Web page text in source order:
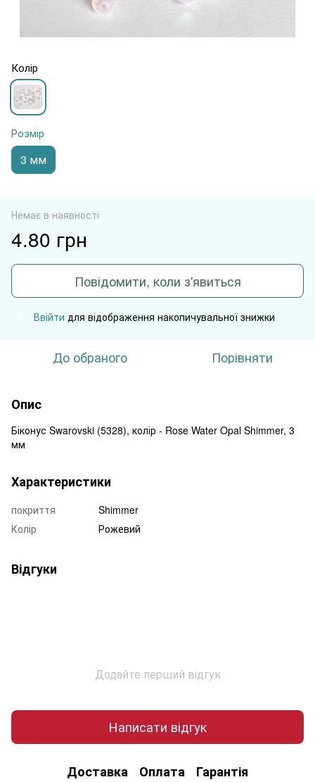
Колір
Розмір
3 мм
Немає в наявності
4.80 грн
Повідомити, коли з'явиться
Ввійти для відображення накопичувальної знижки
До обраного Порівняти
Опис
Біконус Swarovski (5328), колір - Rose Water Opal Shimmer, 3
мм
Характеристики
покриття
Shimmer
Колір
Рожевий
Відгуки
Додайте перший відгук
Написати відгук
Доставка Оплата Гарантія